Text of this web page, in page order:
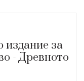
издание за
- Древното